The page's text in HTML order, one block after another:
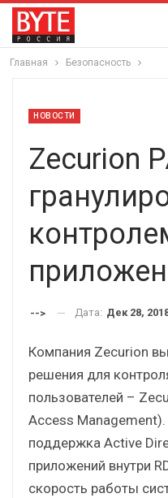
Главная Безопасность
НОВОСТИ
Zecurion
--> Дата: Дек 28,
Компания Zecurion
решения для
пользователей –
Access
поддержка Active
приложений внутри
скорость работы